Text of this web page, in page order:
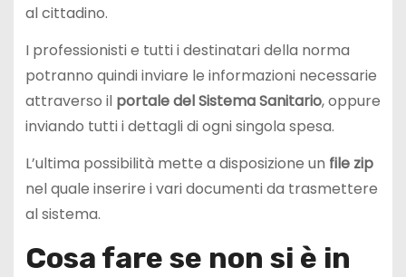
al cittadino.
I professionisti e tutti i destinatari della norma
potranno quindi inviare le informazioni necessarie
attraverso il portale del Sistema Sanitario, oppure
inviando tutti i dettagli di ogni singola spesa.
L’ultima possibilità mette a disposizione un file zip
nel quale inserire i vari documenti da trasmettere
al sistema.
Cosa fare se non si è in